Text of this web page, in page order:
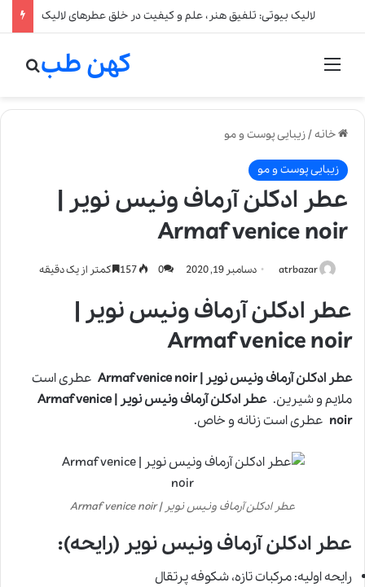
لالیک بیوتی: تلفیق هنر، علم و کیفیت در خلق عطرهای لالیک
منو کهن طب
خانه/زیبایی پوست و مو
زیبایی پوست و مو
عطر ادکلن آرماف ونیس نویر |
Armaf venice noir
atrbazar دسامبر 19, 2020 0 کمتر از یک دقیقه
عطر ادکلن آرماف ونیس نویر |
Armaf venice noir
عطر ادکلن آرماف ونیس نویر | Armaf venice noir
عطری است
ملایم و شیرین.
عطر ادکلن آرماف ونیس نویر | Armaf venice
noir عطری است زنانه و خاص.
عطر ادکلن آرماف ونیس نویر | Armaf venice noir
عطر ادکلن آرماف ونیس نویر (رایحه):
رایحه اولیه: مرکبات تازه، شکوفه پرتقال